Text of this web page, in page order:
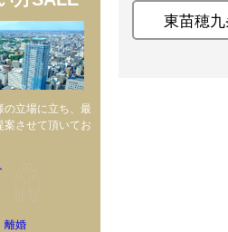
東苗穂九
の立場に立ち、最
案させて頂いてお
離婚